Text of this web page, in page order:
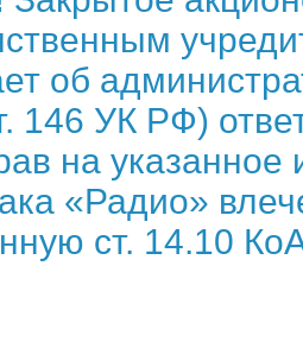
об
146 УК РФ)
на указанное
«Радио»
ст. 14.10